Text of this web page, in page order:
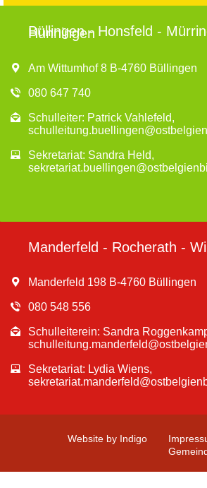
Büllingen - Honsfeld -
Hünningen
Am Wittumhof 8 B-4760 Büllingen
080 647 740
Schulleiter: Patrick Vahlefeld,
Sekretariat: Sandra Held,
Manderfeld - Rocherath -
Manderfeld 198 B-4760 Büllingen
080 548 556
Schulleiterein: Sandra
Sekretariat: Lydia Wiens,
Website by Indigo